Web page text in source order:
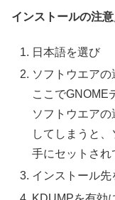
インストールの注意
日本語を選び
ソフトウエアの
ここでGNOME
ソフトウエア
してしまうと
手にセットされ
インストール先